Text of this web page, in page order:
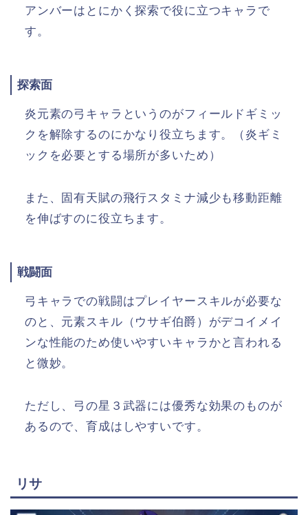
アンバーはとにかく探索で役に立つキャラで
す。
探索面
炎元素の弓キャラというのがフィールドギミッ
クを解除するのにかなり役立ちます。（炎ギミ
ックを必要とする場所が多いため）
また、固有天賦の飛行スタミナ減少も移動距離
を伸ばすのに役立ちます。
戦闘面
弓キャラでの戦闘はプレイヤースキルが必要な
のと、元素スキル（ウサギ伯爵）がデコイメイ
ンな性能のため使いやすいキャラかと言われる
と微妙。
ただし、弓の星３武器には優秀な効果のものが
あるので、育成はしやすいです。
リサ